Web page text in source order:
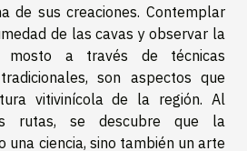
de sus creaciones. Contemplar
de las cavas y observar la
mosto a través de técnicas
son aspectos que
vitivinícola de la región. Al
rutas, se descubre que la
una ciencia, sino también un arte